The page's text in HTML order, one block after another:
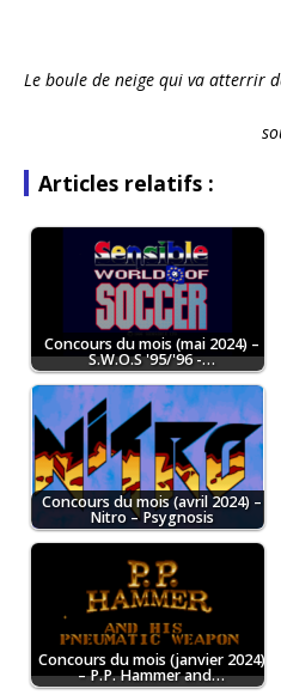
Le boule de neige qui va atterrir
Articles relatifs :
Concours du mois (mai 2024) –
S.W.O.S '95/'96 -…
Concours du mois (avril 2024) –
Nitro – Psygnosis
Concours du mois (janvier 2024)
– P.P. Hammer and…